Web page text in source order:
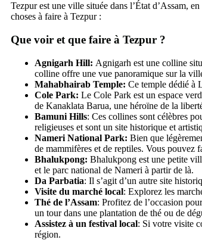
Tezpur est une ville située dans l’État d’Assam,
choses à faire à Tezpur :
Que voir et que faire à Tezpur ?
Agnigarh Hill: Agnigarh est une colline
colline offre une vue panoramique sur la
Mahabhairab Temple: Ce temple dédié à
Cole Park: Le Cole Park est un espace
de Kanaklata Barua, une héroïne de la
Bamuni Hills: Ces collines sont célèbres
religieuses et sont un site historique et
Nameri National Park: Bien que
de mammifères et de reptiles. Vous pouvez
Bhalukpong: Bhalukpong est une petite
et le parc national de Nameri à partir de là.
Da Parbatia: Il s’agit d’un autre site
Visite du marché local: Explorez les
Thé de l’Assam: Profitez de l’occasion
un tour dans une plantation de thé ou de
Assistez à un festival local: Si votre visite
région.